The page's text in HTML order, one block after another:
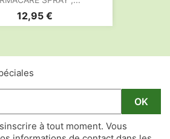
Prix
12,95 €
à tout moment. Vous